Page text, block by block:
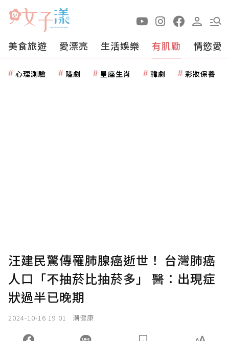
美食旅遊 愛漂亮 生活娛樂 有肌勵 情慾愛
心理測驗 陸劇 星座生肖 韓劇 彩妝保養
汪建民驚傳罹肺腺癌逝世！ 台灣肺癌
人口「不抽菸比抽菸多」 醫：出現症
狀過半已晚期
2024-10-16 19:01 潮健康